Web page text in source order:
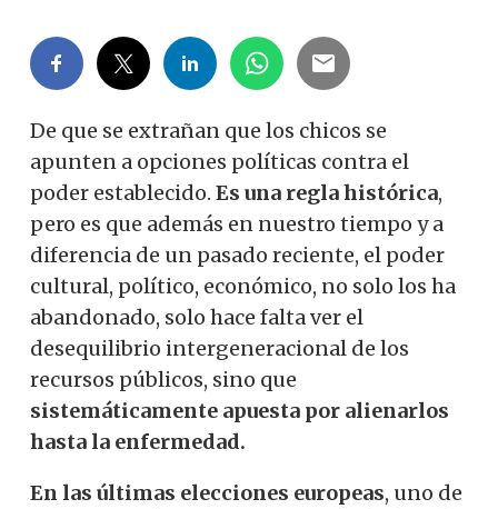
De que se extrañan que los chicos se
apunten a opciones políticas contra el
poder establecido. Es una regla histórica,
pero es que además en nuestro tiempo y a
diferencia de un pasado reciente, el poder
cultural, político, económico, no solo los ha
abandonado, solo hace falta ver el
desequilibrio intergeneracional de los
recursos públicos, sino que
sistemáticamente apuesta por alienarlos
hasta la enfermedad.
En las últimas elecciones europeas, uno de